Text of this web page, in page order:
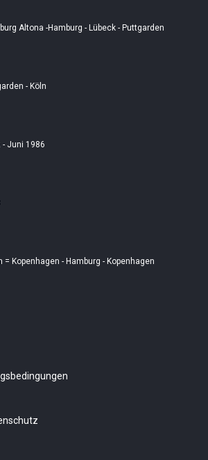
Altona -Hamburg - Lübeck - Puttgarden
- Köln
- Juni 1986
= Kopenhagen - Hamburg - Kopenhagen